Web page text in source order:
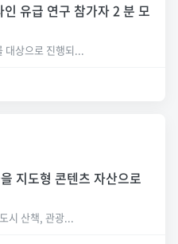
유급 연구 참가자 2 분 모
대상으로 진행되...
지도형 콘텐츠 자산으로
시 산책, 관광...